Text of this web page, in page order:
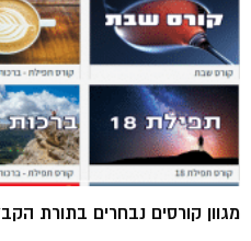
מגוון קורסים נבחרים בתורת